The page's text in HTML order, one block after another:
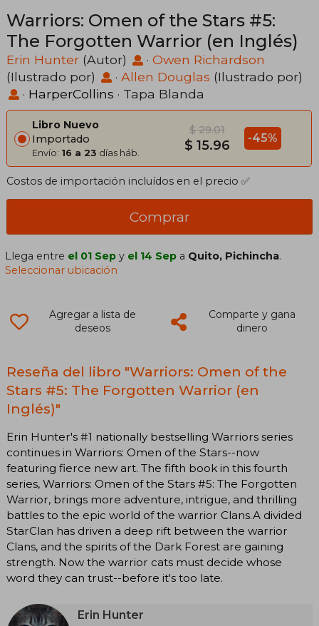
Warriors: Omen of the Stars #5:
The Forgotten Warrior (en Inglés)
Erin Hunter (Autor) · Owen Richardson
(Ilustrado por)
· Allen Douglas (Ilustrado por)
· HarperCollins · Tapa Blanda
Libro Nuevo
Importado
Envío: 16 a 23 días háb.
$ 29.01
$ 15.96 -45%
Costos de importación incluídos en el precio ✅
Comprar
Llega entre el 01 Sep y el 14 Sep a Quito, Pichincha.
Seleccionar ubicación
Agregar a lista de
deseos
Comparte y gana
dinero
Reseña del libro "Warriors: Omen of the
Stars #5: The Forgotten Warrior (en
Inglés)"
Erin Hunter's #1 nationally bestselling Warriors series
continues in Warriors: Omen of the Stars--now
featuring fierce new art. The fifth book in this fourth
series, Warriors: Omen of the Stars #5: The Forgotten
Warrior, brings more adventure, intrigue, and thrilling
battles to the epic world of the warrior Clans.A divided
StarClan has driven a deep rift between the warrior
Clans, and the spirits of the Dark Forest are gaining
strength. Now the warrior cats must decide whose
word they can trust--before it's too late.
Erin Hunter